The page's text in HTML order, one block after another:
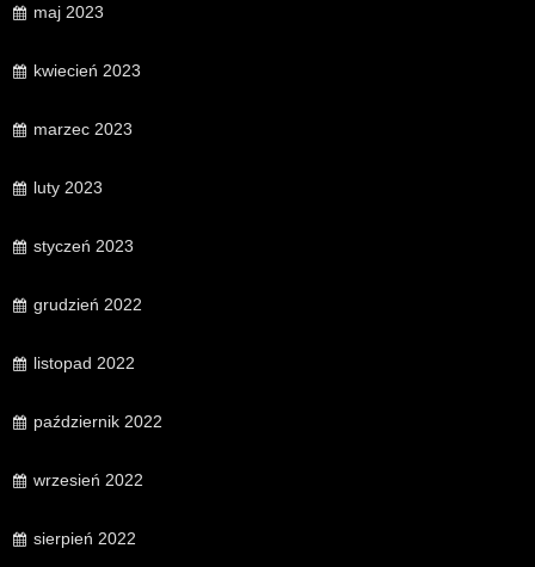
maj 2023
kwiecień 2023
marzec 2023
luty 2023
styczeń 2023
grudzień 2022
listopad 2022
październik 2022
wrzesień 2022
sierpień 2022